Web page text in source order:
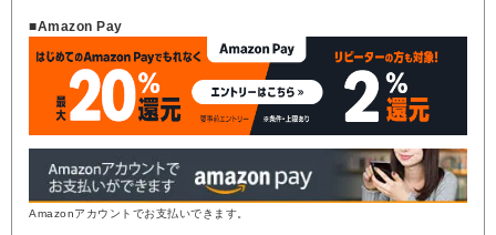
■Amazon Pay
Amazonアカウントでお支払いできます。